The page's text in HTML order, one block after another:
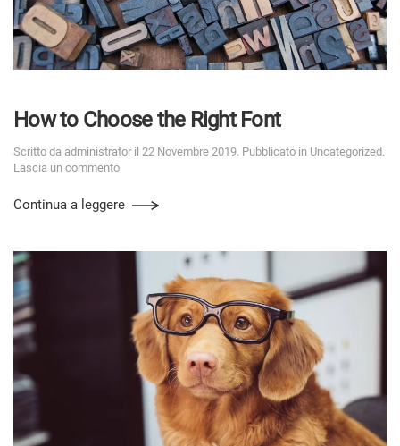
How to Choose the Right Font
Scritto da administrator il 22 Novembre 2019. Pubblicato in Uncategorized .
Lascia un commento
Continua a leggere